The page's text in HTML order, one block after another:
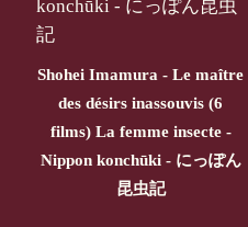
Shohei Imamura - Le maître
des désirs inassouvis (6
films) La femme insecte -
Nippon konchūki - にっぽん
昆虫記